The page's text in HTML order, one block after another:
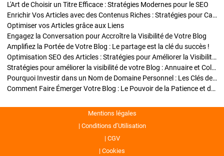
L'Art de Choisir un Titre Efficace : Stratégies Modernes pour le SEO
Enrichir Vos Articles avec des Contenus Riches : Stratégies pour Captiver et Optimiser
Optimiser vos Articles grâce aux Liens
Engagez la Conversation pour Accroître la Visibilité de Votre Blog
Amplifiez la Portée de Votre Blog : Le partage est la clé du succès !
Optimisation SEO des Articles : Stratégies pour Améliorer la Visibilité de Votre Blog
Stratégies pour améliorer la visibilité de votre Blog : Annuaire et Collaborations
Pourquoi Investir dans un Nom de Domaine Personnel : Les Clés de la Réussite de Votre Blog
Comment Faire Émerger Votre Blog : Le Pouvoir de la Patience et de la Persévérance
Mentions légales
Conditions d’Utilisation
CGV
Cookies